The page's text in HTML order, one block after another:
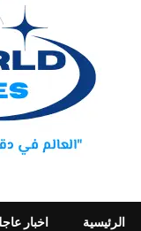
الرئيسية اخبار